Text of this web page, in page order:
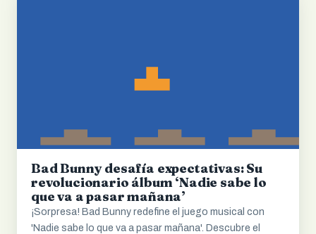
Bad Bunny desafía expectativas: Su
revolucionario álbum ‘Nadie sabe lo
que va a pasar mañana’
¡Sorpresa! Bad Bunny redefine el juego musical con
'Nadie sabe lo que va a pasar mañana'. Descubre el